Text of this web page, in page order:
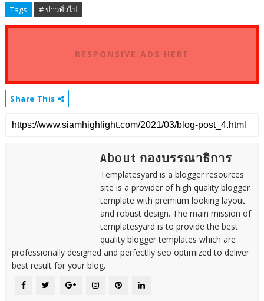
Tags # ข่าวทั่วไป
RESPONSIVE ADS HERE
Share This
About กองบรรณาธิการ
Templatesyard is a blogger resources
site is a provider of high quality blogger
template with premium looking layout
and robust design. The main mission of
templatesyard is to provide the best
quality blogger templates which are
professionally designed and perfectlly seo optimized to deliver
best result for your blog.